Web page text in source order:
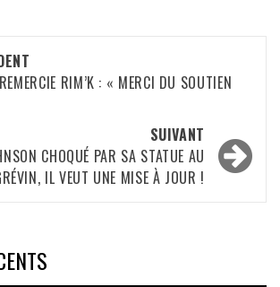
RIM’K : « MERCI DU SOUTIEN
SUIVANT
CHOQUÉ PAR SA STATUE AU
IL VEUT UNE MISE À JOUR !